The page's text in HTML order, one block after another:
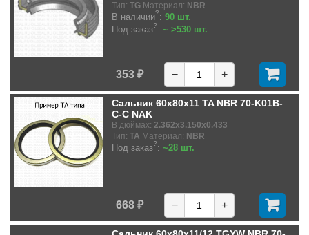
Тип: TG Материал: NBR
В наличии?: 90 шт.
Под заказ?: ~ >530 шт.
353 ₽ − +
Сальник 60x80x11 TA NBR 70-K01B-
C-C NAK
В дюймах: 2.362x3.150x0.433
Тип: TA Материал: NBR
Под заказ?: ~28 шт.
668 ₽ − +